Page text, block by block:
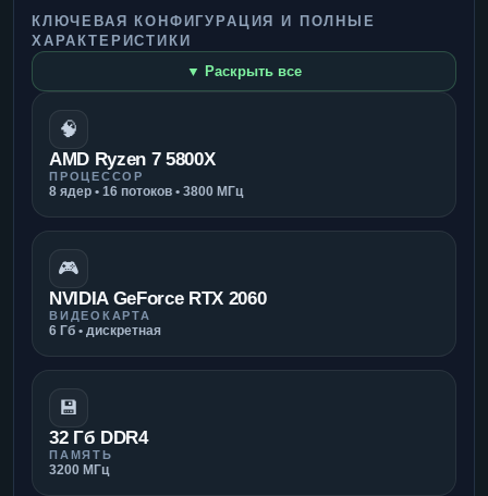
КЛЮЧЕВАЯ КОНФИГУРАЦИЯ И ПОЛНЫЕ
ХАРАКТЕРИСТИКИ
▼ Раскрыть все
🧠
AMD Ryzen 7 5800X
ПРОЦЕССОР
8 ядер • 16 потоков • 3800 МГц
🎮
NVIDIA GeForce RTX 2060
ВИДЕОКАРТА
6 Гб • дискретная
💾
32 Гб DDR4
ПАМЯТЬ
3200 МГц